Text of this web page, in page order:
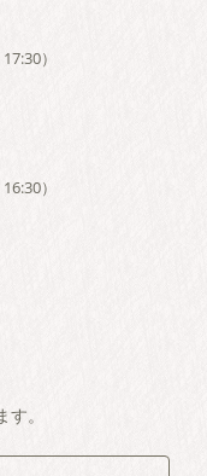
）
）
。